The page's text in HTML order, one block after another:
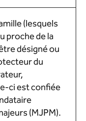
(lesquels
proche de la
désigné ou
du
ci est confiée
(MJPM).